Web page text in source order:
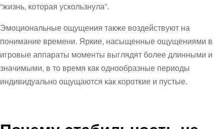
“жизнь, которая ускользнула”.
Эмоциональные ощущения также воздействуют на
понимание времени. Яркие, насыщенные ощущениями в
игровые аппараты моменты выглядят более длинными и
значимыми, в то время как однообразные периоды
индивидуально ощущаются как короткие и пустые.